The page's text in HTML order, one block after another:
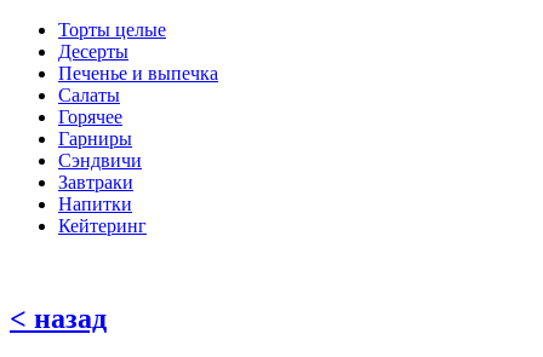
Торты целые
Десерты
Печенье и выпечка
Салаты
Горячее
Гарниры
Сэндвичи
Завтраки
Напитки
Кейтеринг
< назад